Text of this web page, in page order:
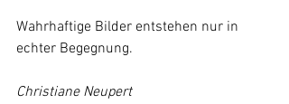
Wahrhaftige Bilder entstehen nur in
echter Begegnung.
Christiane Neupert